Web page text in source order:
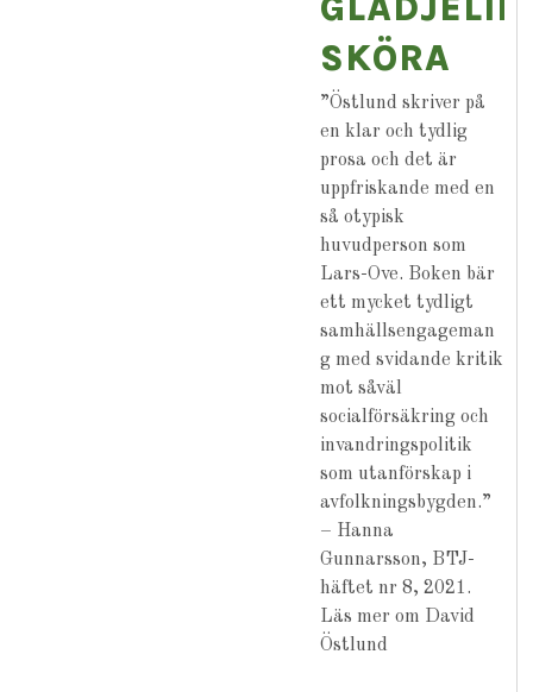
SKÖRA
”Östlund skriver på
en klar och tydlig
prosa och det är
uppfriskande med en
så otypisk
huvudperson som
Lars-Ove. Boken bär
ett mycket tydligt
samhällsengageman
g med svidande kritik
mot såväl
socialförsäkring och
invandringspolitik
som utanförskap i
avfolkningsbygden.”
– Hanna
Gunnarsson, BTJ-
häftet nr 8, 2021.
Läs mer om David
Östlund